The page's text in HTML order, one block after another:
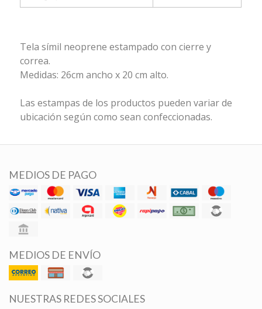
Tela símil neoprene estampado con cierre y
correa.
Medidas: 26cm ancho x 20 cm alto.
Las estampas de los productos pueden variar de
ubicación según como sean confeccionadas.
MEDIOS DE PAGO
MEDIOS DE ENVÍO
NUESTRAS REDES SOCIALES